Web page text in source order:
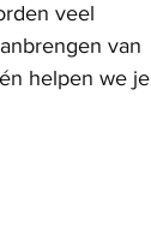
veel
van
helpen we je